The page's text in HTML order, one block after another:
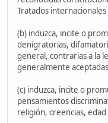
Tratados
(b) induzca, incite o
denigratorias,
general, contrarias a la
generalmente
(c) induzca, incite o
pensamientos
religión, creencias,